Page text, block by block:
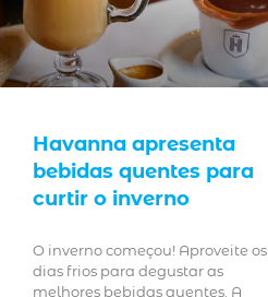
Havanna apresenta
bebidas quentes para
curtir o inverno
O inverno começou! Aproveite os
dias frios para degustar as
melhores bebidas quentes. A